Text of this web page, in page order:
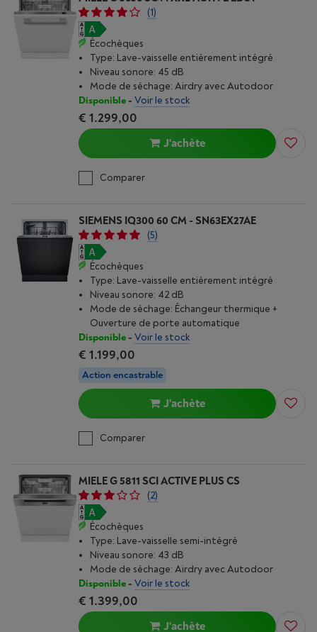
(1)
Écochèques
Type: Lave-vaisselle entièrement intégré
Niveau sonore: 45 dB
Mode de séchage: Airdry avec Autodoor
Disponible- Voir le stock
€ 1.299,00
J'achète
Comparer
SIEMENS IQ300 60 CM - SN63EX27AE
(5)
Écochèques
Type: Lave-vaisselle entièrement intégré
Niveau sonore: 42 dB
Mode de séchage: Échangeur thermique +
Ouverture de porte automatique
Disponible- Voir le stock
€ 1.199,00
Action encastrable
J'achète
Comparer
MIELE G 5811 SCI ACTIVE PLUS CS
(2)
Écochèques
Type: Lave-vaisselle semi-intégré
Niveau sonore: 43 dB
Mode de séchage: Airdry avec Autodoor
Disponible- Voir le stock
€ 1.399,00
J'achète